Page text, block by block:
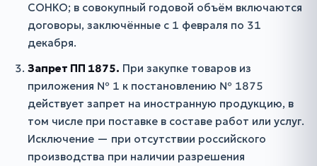
СОНКО; в совокупный годовой объём включаются
договоры, заключённые с 1 февраля по 31
декабря.
Запрет ПП 1875. При закупке товаров из
приложения № 1 к постановлению № 1875
действует запрет на иностранную продукцию, в
том числе при поставке в составе работ или услуг.
Исключение — при отсутствии российского
производства при наличии разрешения